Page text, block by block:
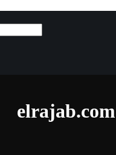
elrajab.com